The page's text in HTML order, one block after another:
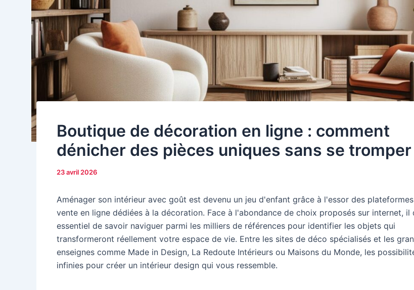
Boutique de décoration en ligne : comment
dénicher des pièces uniques sans se tromper
23 avril 2026
Aménager son intérieur avec goût est devenu un jeu d'enfant grâce à l'essor des
vente en ligne dédiées à la décoration. Face à l'abondance de choix proposés sur internet, il
essentiel de savoir naviguer parmi les milliers de références pour identifier les objets qui
transformeront réellement votre espace de vie. Entre les sites de déco spécialisés et les
enseignes comme Made in Design, La Redoute Intérieurs ou Maisons du Monde, les
infinies pour créer un intérieur design qui vous ressemble.